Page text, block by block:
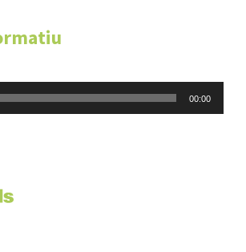
00:00